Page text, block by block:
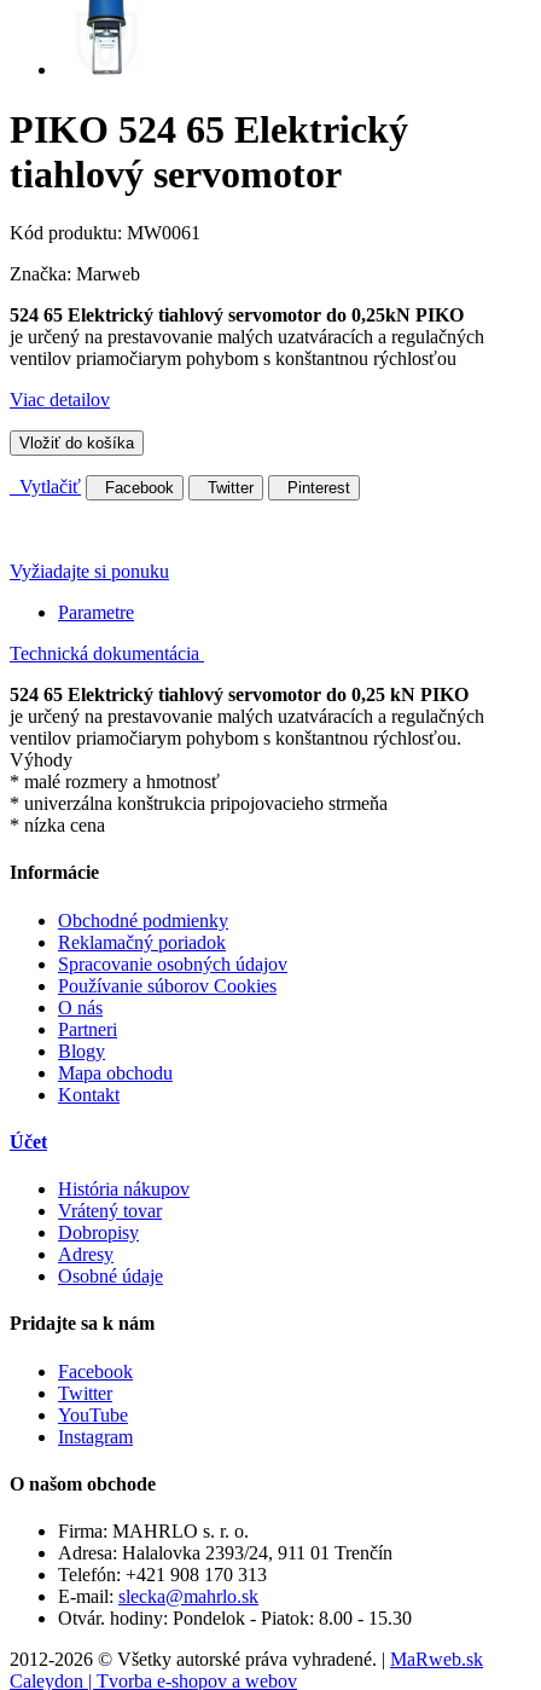
PIKO 524 65 Elektrický
tiahlový servomotor
Kód produktu: MW0061
Značka: Marweb
524 65 Elektrický tiahlový servomotor do 0,25kN PIKO
je určený na prestavovanie malých uzatváracích a regulačných
ventilov priamočiarym pohybom s konštantnou rýchlosťou
Viac detailov
Vložiť do košíka
Vytlačiť Facebook Twitter Pinterest
Vyžiadajte si ponuku
Parametre
Technická dokumentácia
524 65 Elektrický tiahlový servomotor do 0,25 kN PIKO
je určený na prestavovanie malých uzatváracích a regulačných
ventilov priamočiarym pohybom s konštantnou rýchlosťou.
Výhody
* malé rozmery a hmotnosť
* univerzálna konštrukcia pripojovacieho strmeňa
* nízka cena
Informácie
Obchodné podmienky
Reklamačný poriadok
Spracovanie osobných údajov
Používanie súborov Cookies
O nás
Partneri
Blogy
Mapa obchodu
Kontakt
Účet
História nákupov
Vrátený tovar
Dobropisy
Adresy
Osobné údaje
Pridajte sa k nám
Facebook
Twitter
YouTube
Instagram
O našom obchode
Firma: MAHRLO s. r. o.
Adresa: Halalovka 2393/24, 911 01 Trenčín
Telefón: +421 908 170 313
E-mail: slecka@mahrlo.sk
Otvár. hodiny: Pondelok - Piatok: 8.00 - 15.30
2012-2026 © Všetky autorské práva vyhradené. | MaRweb.sk
Caleydon | Tvorba e-shopov a webov